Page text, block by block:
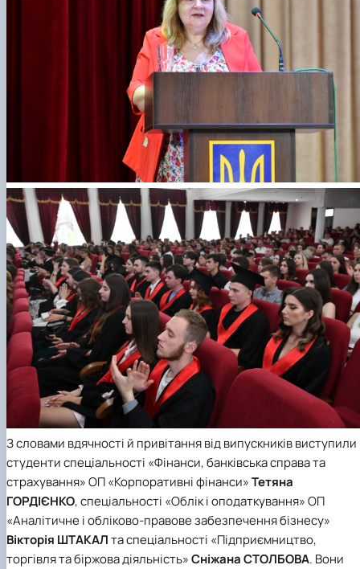
З словами вдячності й привітання від випускників виступили
студенти спеціальності «Фінанси, банківська справа та
страхування» ОП «Корпоративні фінанси»Тетяна
ГОРДІЄНКО, спеціальності «Облік і оподаткування» ОП
«Аналітичне і обліково-правове забезпечення бізнесу»
Вікторія ШТАКАЛта спеціальності «Підприємництво,
торгівля та біржова діяльність»Сніжана СТОЛБОВА. Вони